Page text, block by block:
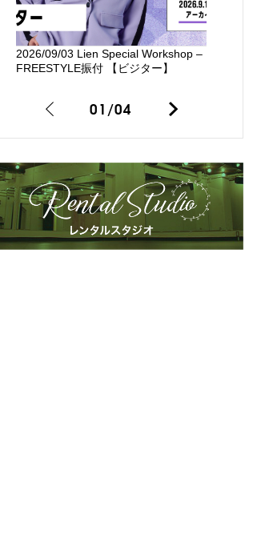
2026/09/03 Lien Special Workshop –
FREESTYLE振付 【ビジター】
01/04